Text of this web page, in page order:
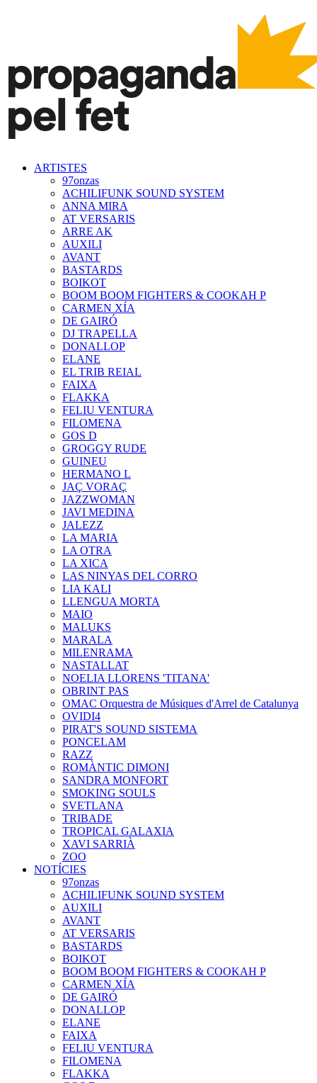
ARTISTES
97onzas
ACHILIFUNK SOUND SYSTEM
ANNA MIRA
AT VERSARIS
ARRE AK
AUXILI
AVANT
BASTARDS
BOIKOT
BOOM BOOM FIGHTERS & COOKAH P
CARMEN XÍA
DE GAIRÓ
DJ TRAPELLA
DONALLOP
ELANE
EL TRIB REIAL
FAIXA
FLAKKA
FELIU VENTURA
FILOMENA
GOS D
GROGGY RUDE
GUINEU
HERMANO L
JAÇ VORAÇ
JAZZWOMAN
JAVI MEDINA
JALEZZ
LA MARIA
LA OTRA
LA XICA
LAS NINYAS DEL CORRO
LIA KALI
LLENGUA MORTA
MAIO
MALUKS
MARALA
MILENRAMA
NASTALLAT
NOELIA LLORENS 'TITANA'
OBRINT PAS
OMAC Orquestra de Músiques d'Arrel de Catalunya
OVIDI4
PIRAT'S SOUND SISTEMA
PONCELAM
RAZZ
ROMÀNTIC DIMONI
SANDRA MONFORT
SMOKING SOULS
SVETLANA
TRIBADE
TROPICAL GALAXIA
XAVI SARRIÀ
ZOO
NOTÍCIES
97onzas
ACHILIFUNK SOUND SYSTEM
AUXILI
AVANT
AT VERSARIS
BASTARDS
BOIKOT
BOOM BOOM FIGHTERS & COOKAH P
CARMEN XÍA
DE GAIRÓ
DONALLOP
ELANE
FAIXA
FELIU VENTURA
FILOMENA
FLAKKA